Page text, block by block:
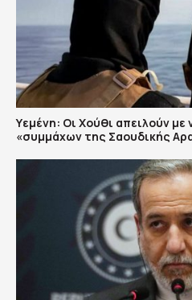
Υεμένη: Οι Χούθι απειλούν με
«συμμάχων της Σαουδικής